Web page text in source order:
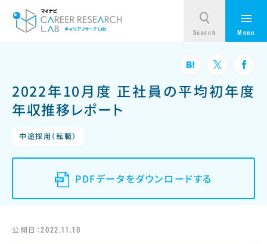
2022年10月度 正社員の平均初年度
年収推移レポート
中途採用（転職）
PDFデータをダウンロードする
公開日：2022.11.10